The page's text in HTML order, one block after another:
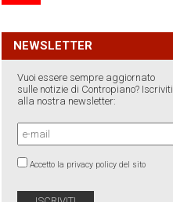
NEWSLETTER
Vuoi essere sempre aggiornato
sulle notizie di Contropiano? Iscriviti
alla nostra newsletter:
Accetto la privacy policy del sito